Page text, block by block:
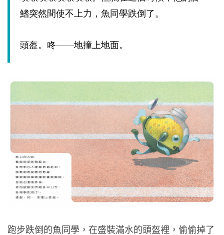
鰭突然間使不上力，魚同學跌倒了。
頭盔。咚——地撞上地面。
跑步跌倒的魚同學，在盛裝滿水的頭盔裡，偷偷掉了